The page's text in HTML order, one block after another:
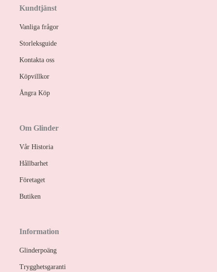
Kundtjänst
Vanliga frågor
Storleksguide
Kontakta oss
Köpvillkor
Ångra Köp
Om Glinder
Vår Historia
Hållbarhet
Företaget
Butiken
Information
Glinderpoäng
Trygghetsgaranti